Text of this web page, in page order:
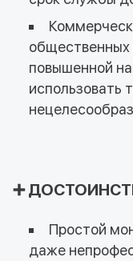
повышенной
использовать
➕
Простой
даже